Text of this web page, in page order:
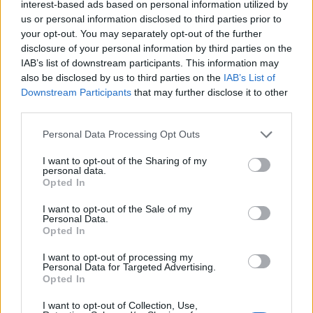
interest-based ads based on personal information utilized by
us or personal information disclosed to third parties prior to
your opt-out. You may separately opt-out of the further
disclosure of your personal information by third parties on the
IAB’s list of downstream participants. This information may
also be disclosed by us to third parties on the IAB’s List of
Downstream Participants that may further disclose it to other
Personal Data Processing Opt Outs
I want to opt-out of the Sharing of my
personal data.
Opted In
I want to opt-out of the Sale of my
Personal Data.
Opted In
I want to opt-out of processing my
Personal Data for Targeted Advertising.
Opted In
I want to opt-out of Collection, Use,
12:32
Το Μουσείο Μόδας στο Μπαθ έλαβε 7,2 εκ. λίρες για τη
μεταφορά σε ιστορικό κτίριο
Φεστιβάλ Κρήτης: Μάγεψε η μουσικοχορευτική
παράσταση "Donna Nobis Pace - Echoes of Hope"» -
Κατάμεστο το "Μάνος Χατζιδάκις"
Ο Ντ. Τραμπ αρνείται ότι αντιμετωπίζει έλλειψη
πυρομαχικών
Οι φίλοι της ΑΕΚ κάνουν … ανάρπαστα τα εισιτήρια του
Super Cup με τον ΟΦΗ!
ΥΠΠΟ: Αυτοψία της Λ. Μενδώνη στα Αιγόσθενα για τις